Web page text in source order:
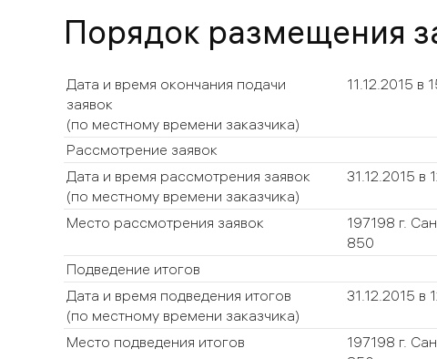
Порядок размещения
Дата и время окончания подачи
заявок
(по местному времени заказчика)
11.12.2015 в
Рассмотрение заявок
Дата и время рассмотрения заявок
(по местному времени заказчика)
31.12.2015 в
Место рассмотрения заявок
197198 г.
850
Подведение итогов
Дата и время подведения итогов
(по местному времени заказчика)
31.12.2015 в
Место подведения итогов
197198 г.